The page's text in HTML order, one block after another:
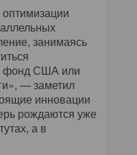
занимаясь
фонд США или
— заметил
инновации
рождаются уже
а в